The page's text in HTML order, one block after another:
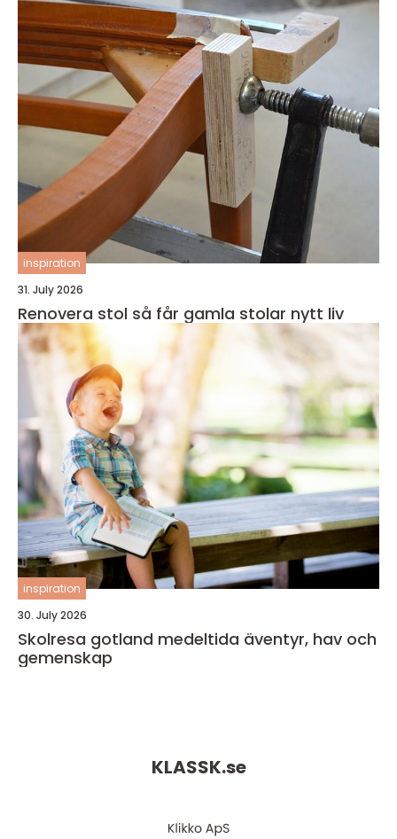
inspiration
31. July 2026
Renovera stol så får gamla stolar nytt liv
inspiration
30. July 2026
Skolresa gotland medeltida äventyr, hav och
gemenskap
KLASSK.se